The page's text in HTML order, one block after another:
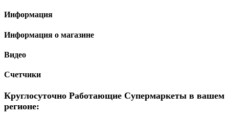
Информация
Информация о магазине
Видео
Счетчики
Круглосуточно Работающие Супермаркеты в вашем
регионе: